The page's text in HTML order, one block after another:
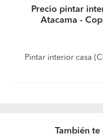
Precio pintar
Atacama -
Pintar interior casa
También